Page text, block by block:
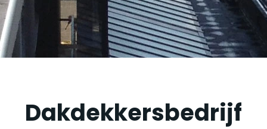
Dakdekkersbedrijf